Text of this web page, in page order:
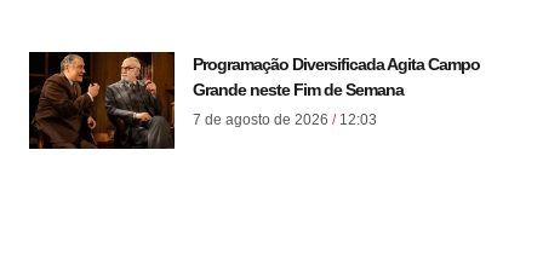
Programação Diversificada Agita Campo
Grande neste Fim de Semana
7 de agosto de 2026 12:03